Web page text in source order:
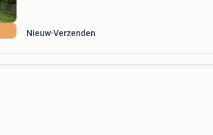
Nieuw Verzenden